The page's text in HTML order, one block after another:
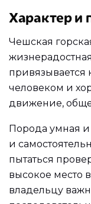
Характер и
Чешская
привязывается
человеком и
движение,
Порода умная
и
пытаться
высокое место
владельцу